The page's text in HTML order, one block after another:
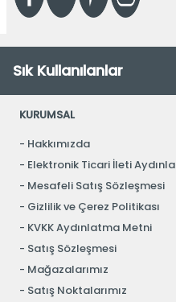
Sık Kullanılanlar
KURUMSAL
Hakkımızda
Elektronik Ticari İleti
Mesafeli Satış Sözleşmesi
Gizlilik ve Çerez Politikası
KVKK Aydınlatma Metni
Satış Sözleşmesi
Mağazalarımız
Satış Noktalarımız